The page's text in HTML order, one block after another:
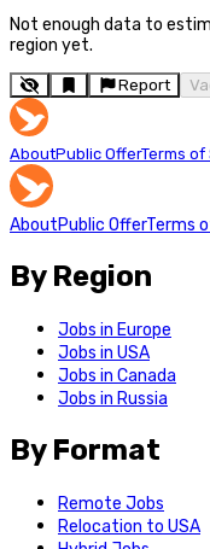
Not enough data to
region yet.
Report
AboutPublic OfferTerms of
AboutPublic OfferTerms
By Region
Jobs in Europe
Jobs in USA
Jobs in Canada
Jobs in Russia
By Format
Remote Jobs
Relocation to USA